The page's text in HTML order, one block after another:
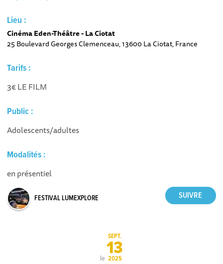
Lieu :
Cinéma Eden-Théâtre - La Ciotat
25 Boulevard Georges Clemenceau, 13600 La Ciotat, France
Tarifs :
3€ LE FILM
Public :
Adolescents/adultes
Modalités :
en présentiel
FESTIVAL LUMEXPLORE
le
SEPT.
13
2025